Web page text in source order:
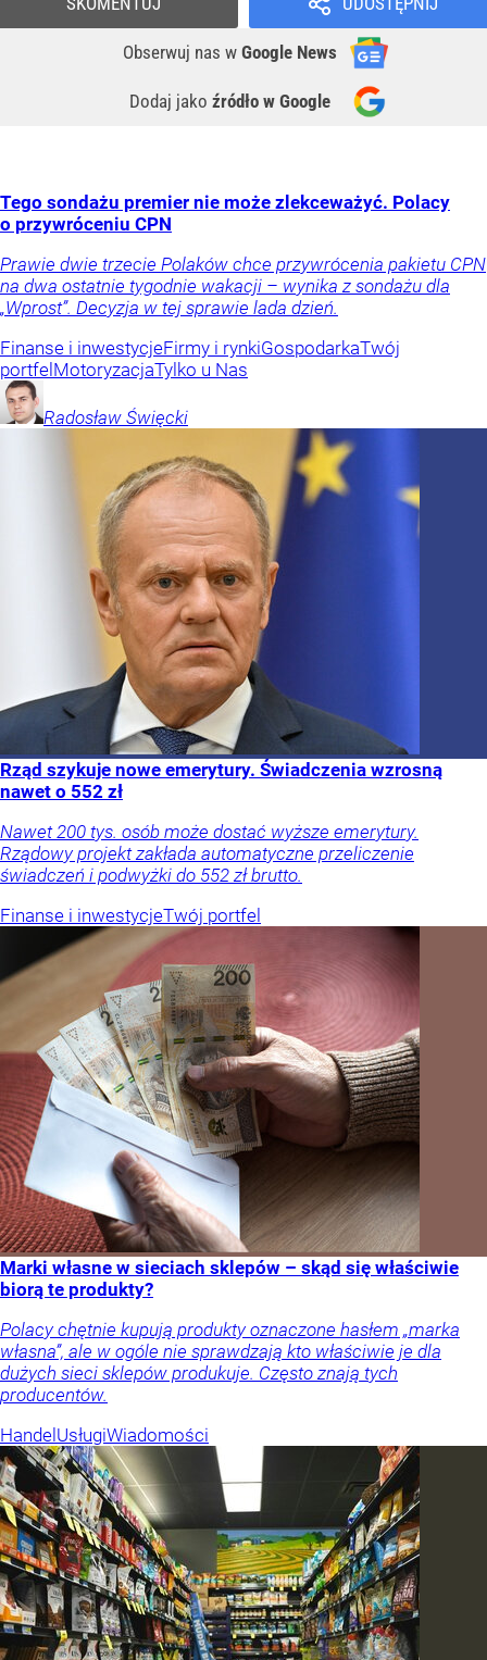
Obserwuj nas w Google News
Dodaj jako źródło w Google
Tego sondażu premier nie może zlekceważyć. Polacy
o przywróceniu CPN
Prawie dwie trzecie Polaków chce przywrócenia pakietu CPN
na dwa ostatnie tygodnie wakacji – wynika z sondażu dla
„Wprost”. Decyzja w tej sprawie lada dzień.
Finanse i inwestycjeFirmy i rynkiGospodarkaTwój
portfel MotoryzacjaTylko u Nas
Radosław Święcki
Rząd szykuje nowe emerytury. Świadczenia wzrosną
nawet o 552 zł
Nawet 200 tys. osób może dostać wyższe emerytury.
Rządowy projekt zakłada automatyczne przeliczenie
świadczeń i podwyżki do 552 zł brutto.
Finanse i inwestycjeTwój portfel
Marki własne w sieciach sklepów – skąd się właściwie
biorą te produkty?
Polacy chętnie kupują produkty oznaczone hasłem „marka
własna”, ale w ogóle nie sprawdzają kto właściwie je dla
dużych sieci sklepów produkuje. Często znają tych
producentów.
Handel UsługiWiadomości